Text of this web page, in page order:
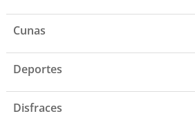
Cunas
Deportes
Disfraces